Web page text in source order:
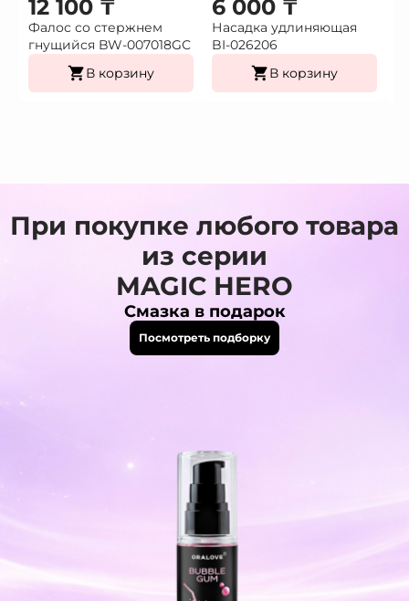
12 100 ₸
Фалос со стержнем
гнущийся BW-007018GС
В корзину
6 000 ₸
Насадка удлиняющая
BI-026206
В корзину
При покупке любого товара
из серии
MAGIC HERO
Смазка в подарок
Посмотреть подборку